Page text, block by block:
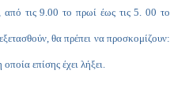
από τις 9.00 το πρωί έως τις 5. 00 το
θα πρέπει να προσκομίζουν:
επίσης έχει λήξει.